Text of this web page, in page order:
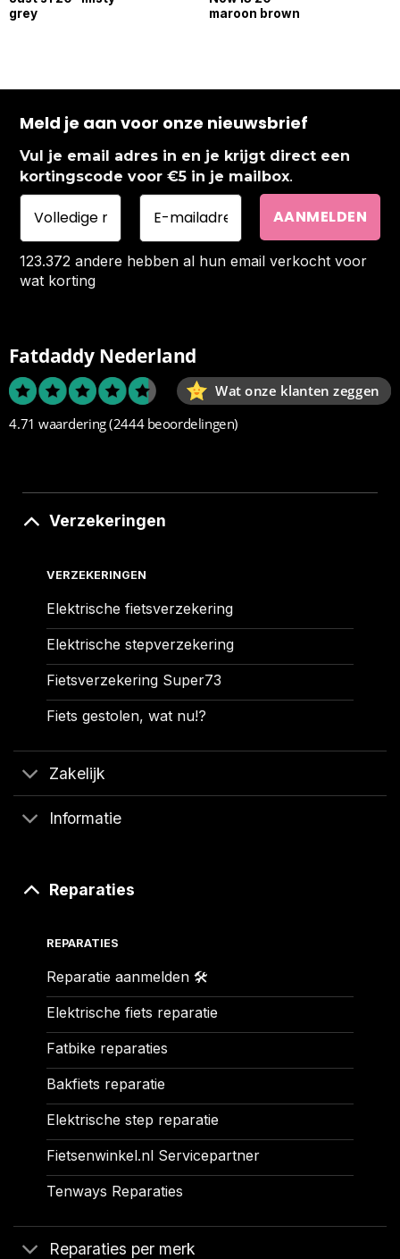
grey
maroon brown
Meld je aan voor onze nieuwsbrief
Vul je email adres in en je krijgt direct een
kortingscode voor €5 in je mailbox.
123.372 andere hebben al hun email verkocht voor
wat korting
Fatdaddy Nederland
Wat onze klanten zeggen
4.71 waardering(2444 beoordelingen)
Verzekeringen
VERZEKERINGEN
Elektrische fietsverzekering
Elektrische stepverzekering
Fietsverzekering Super73
Fiets gestolen, wat nu!?
Zakelijk
Informatie
Reparaties
REPARATIES
Reparatie aanmelden 🛠️
Elektrische fiets reparatie
Fatbike reparaties
Bakfiets reparatie
Elektrische step reparatie
Fietsenwinkel.nl Servicepartner
Tenways Reparaties
Reparaties per merk